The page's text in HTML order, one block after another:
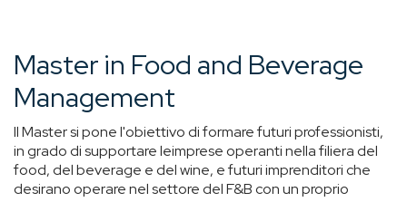
Master in Food and Beverage
Management
Il Master si pone l'obiettivo di formare futuri professionisti,
in grado di supportare leimprese operanti nella filiera del
food, del beverage e del wine, e futuri imprenditori che
desirano operare nel settore del F&B con un proprio